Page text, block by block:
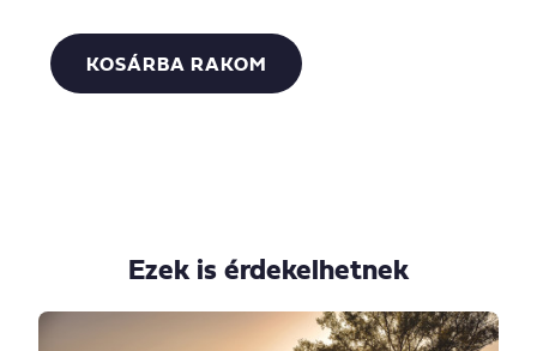
KOSÁRBA RAKOM
Ezek is érdekelhetnek